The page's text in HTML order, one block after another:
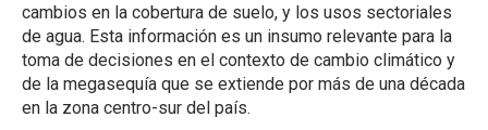
BIBLIOTECA
LABORATORIOS
Ciencias Atmosféricas
cambios en la cobertura de suelo, y los usos sectoriales
de agua. Esta información es un insumo relevante para la
toma de decisiones en el contexto de cambio climático y
de la megasequía que se extiende por más de una década
en la zona centro-sur del país.